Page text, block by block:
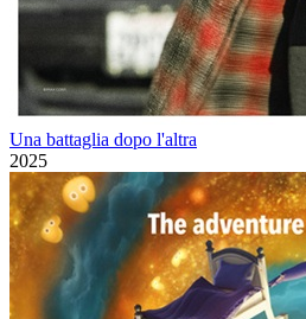
Una battaglia dopo l'altra
2025